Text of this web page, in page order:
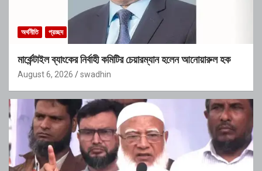
অর্থনীতি প্রচ্ছদ
মার্কেন্টাইল ব্যাংকের নির্বাহী কমিটির চেয়ারম্যান হলেন আনোয়ারুল হক
August 6, 2026 swadhin